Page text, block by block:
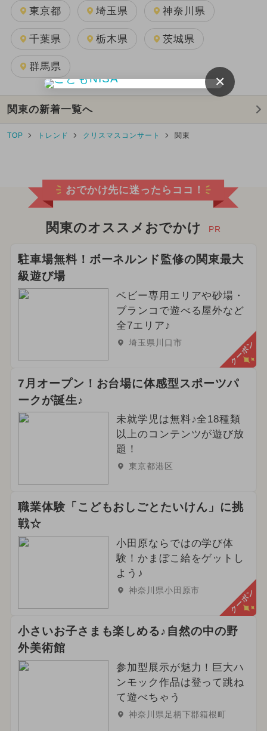
東京都 埼玉県 神奈川県
千葉県 栃木県 茨城県
群馬県
関東の新着一覧へ
TOP トレンド クリスマスコンサート 関東
おでかけ先に迷ったらココ！
関東のオススメおでかけ PR
駐車場無料！ボーネルンド監修の関東最大
級遊び場
ベビー専用エリアや砂場・
ブランコで遊べる屋外など
全7エリア♪
埼玉県川口市 クーポン
7月オープン！お台場に体感型スポーツパ
ークが誕生♪
未就学児は無料♪全18種類
以上のコンテンツが遊び放
題！
東京都港区
職業体験「こどもおしごとたいけん」に挑
戦☆
小田原ならではの学び体
験！かまぼこ給をゲットし
よう♪
神奈川県小田原市 クーポン
小さいお子さまも楽しめる♪自然の中の野
外美術館
参加型展示が魅力！巨大ハ
ンモック作品は登って跳ね
て遊べちゃう
神奈川県足柄下郡箱根町
×